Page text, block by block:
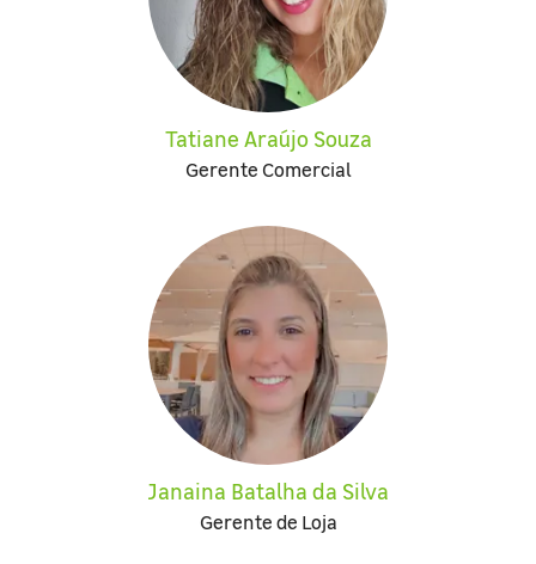
Tatiane Araújo Souza
Gerente Comercial
Janaina Batalha da Silva
Gerente de Loja